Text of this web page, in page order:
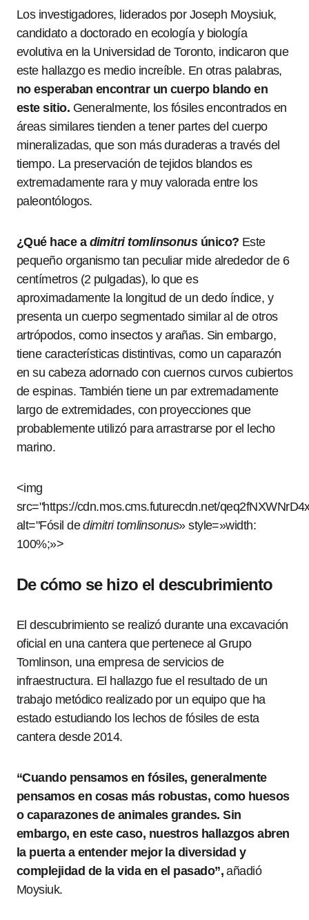
Los investigadores, liderados por Joseph Moysiuk,
candidato a doctorado en ecología y biología
evolutiva en la Universidad de Toronto, indicaron que
este hallazgo es medio increíble. En otras palabras,
no esperaban encontrar un cuerpo blando en
este sitio. Generalmente, los fósiles encontrados en
áreas similares tienden a tener partes del cuerpo
mineralizadas, que son más duraderas a través del
tiempo. La preservación de tejidos blandos es
extremadamente rara y muy valorada entre los
paleontólogos.
¿Qué hace a dimitri tomlinsonusúnico? Este
pequeño organismo tan peculiar mide alrededor de 6
centímetros (2 pulgadas), lo que es
aproximadamente la longitud de un dedo índice, y
presenta un cuerpo segmentado similar al de otros
artrópodos, como insectos y arañas. Sin embargo,
tiene características distintivas, como un caparazón
en su cabeza adornado con cuernos curvos cubiertos
de espinas. También tiene un par extremadamente
largo de extremidades, con proyecciones que
probablemente utilizó para arrastrarse por el lecho
marino.
<img
src="https://cdn.mos.cms.futurecdn.net/
alt="Fósil dedimitri tomlinsonus» style=»width:
100%;»>
De cómo se hizo el descubrimiento
El descubrimiento se realizó durante una excavación
oficial en una cantera que pertenece al Grupo
Tomlinson, una empresa de servicios de
infraestructura. El hallazgo fue el resultado de un
trabajo metódico realizado por un equipo que ha
estado estudiando los lechos de fósiles de esta
cantera desde 2014.
“Cuando pensamos en fósiles, generalmente
pensamos en cosas más robustas, como huesos
o caparazones de animales grandes. Sin
embargo, en este caso, nuestros hallazgos abren
la puerta a entender mejor la diversidad y
complejidad de la vida en el pasado”, añadió
Moysiuk.